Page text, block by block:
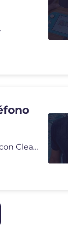
Así puedes sacar el agua de las bocinas de tu teléfono con Clear Wav